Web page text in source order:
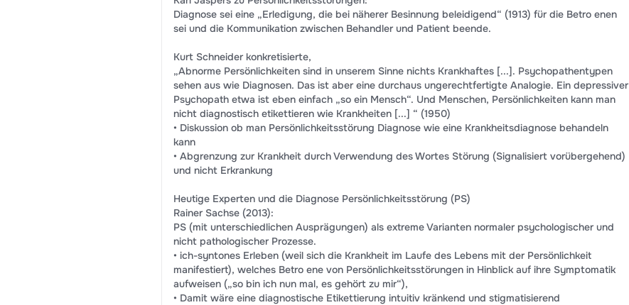
Diagnose sei eine „Erledigung, die bei näherer Besinnung beleidigend“ (1913) für die Betro enen
sei und die Kommunikation zwischen Behandler und Patient beende.
Kurt Schneider konkretisierte,
„Abnorme Persönlichkeiten sind in unserem Sinne nichts Krankhaftes [...]. Psychopathentypen
sehen aus wie Diagnosen. Das ist aber eine durchaus ungerechtfertigte Analogie. Ein depressiver
Psychopath etwa ist eben einfach „so ein Mensch“. Und Menschen, Persönlichkeiten kann man
nicht diagnostisch etikettieren wie Krankheiten [...] “ (1950)
• Diskussion ob man Persönlichkeitsstörung Diagnose wie eine Krankheitsdiagnose behandeln
kann
• Abgrenzung zur Krankheit durch Verwendung des Wortes Störung (Signalisiert vorübergehend)
und nicht Erkrankung
Heutige Experten und die Diagnose Persönlichkeitsstörung (PS)
Rainer Sachse (2013):
PS (mit unterschiedlichen Ausprägungen) als extreme Varianten normaler psychologischer und
nicht pathologischer Prozesse.
• ich-syntones Erleben (weil sich die Krankheit im Laufe des Lebens mit der Persönlichkeit
manifestiert), welches Betro ene von Persönlichkeitsstörungen in Hinblick auf ihre Symptomatik
aufweisen („so bin ich nun mal, es gehört zu mir“),
• Damit wäre eine diagnostische Etikettierung intuitiv kränkend und stigmatisierend